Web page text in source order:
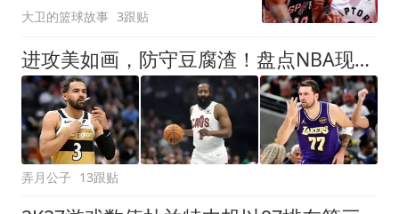
大卫的篮球故事 3跟贴
进攻美如画，防守豆腐渣！盘点NBA现役7大攻强守弱球星，东哈领衔
弄月公子 13跟贴